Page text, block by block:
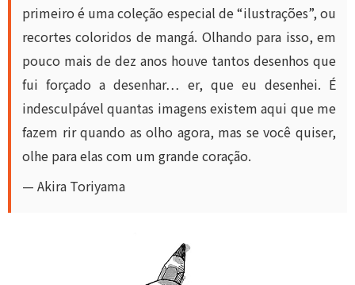
primeiro é uma coleção especial de “ilustrações”, ou
recortes coloridos de mangá. Olhando para isso, em
pouco mais de dez anos houve tantos desenhos que
fui forçado a desenhar… er, que eu desenhei. É
indesculpável quantas imagens existem aqui que me
fazem rir quando as olho agora, mas se você quiser,
olhe para elas com um grande coração.
— Akira Toriyama